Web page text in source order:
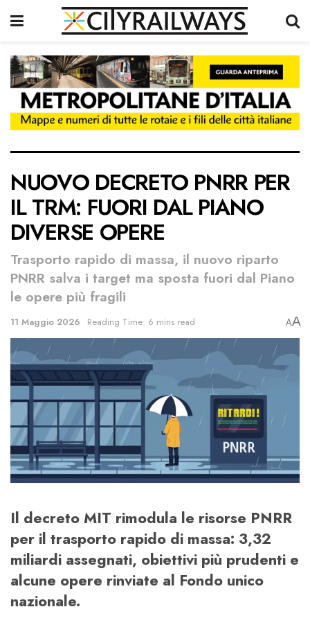
NUOVO DECRETO PNRR PER
IL TRM: FUORI DAL PIANO
DIVERSE OPERE
Trasporto rapido di massa, il nuovo riparto
PNRR salva i target ma sposta fuori dal Piano
le opere più fragili
11 Maggio 2026 Reading Time: 6 mins read AA
Il decreto MIT rimodula le risorse PNRR
per il trasporto rapido di massa: 3,32
miliardi assegnati, obiettivi più prudenti e
alcune opere rinviate al Fondo unico
nazionale.